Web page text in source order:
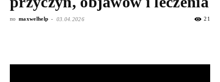
по maxwelhelp - 03.04.2026 21